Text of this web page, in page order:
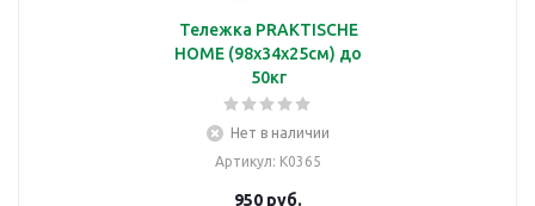
Тележка PRAKTISCHE
HOME (98х34х25см) до
50кг
Нет в наличии
Артикул: К0365
950 руб.